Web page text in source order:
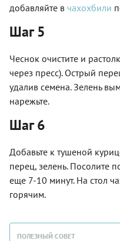
добавляйте в чахохбили
Шаг 5
Чеснок очистите и
через пресс). Острый
удалив семена. Зелень
нарежьте.
Шаг 6
Добавьте к тушеной
перец, зелень. Посолите
еще 7-10 минут. На стол
горячим.
ПОЛЕЗНЫЙ СОВЕТ